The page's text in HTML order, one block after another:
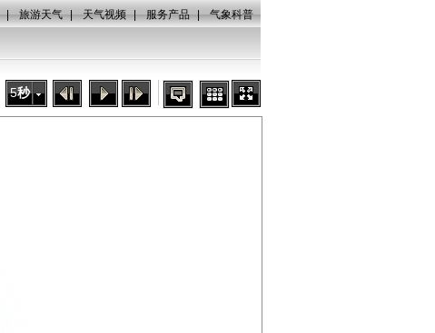
| 旅游天气 | 天气视频 | 服务产品 | 气象科普
5秒